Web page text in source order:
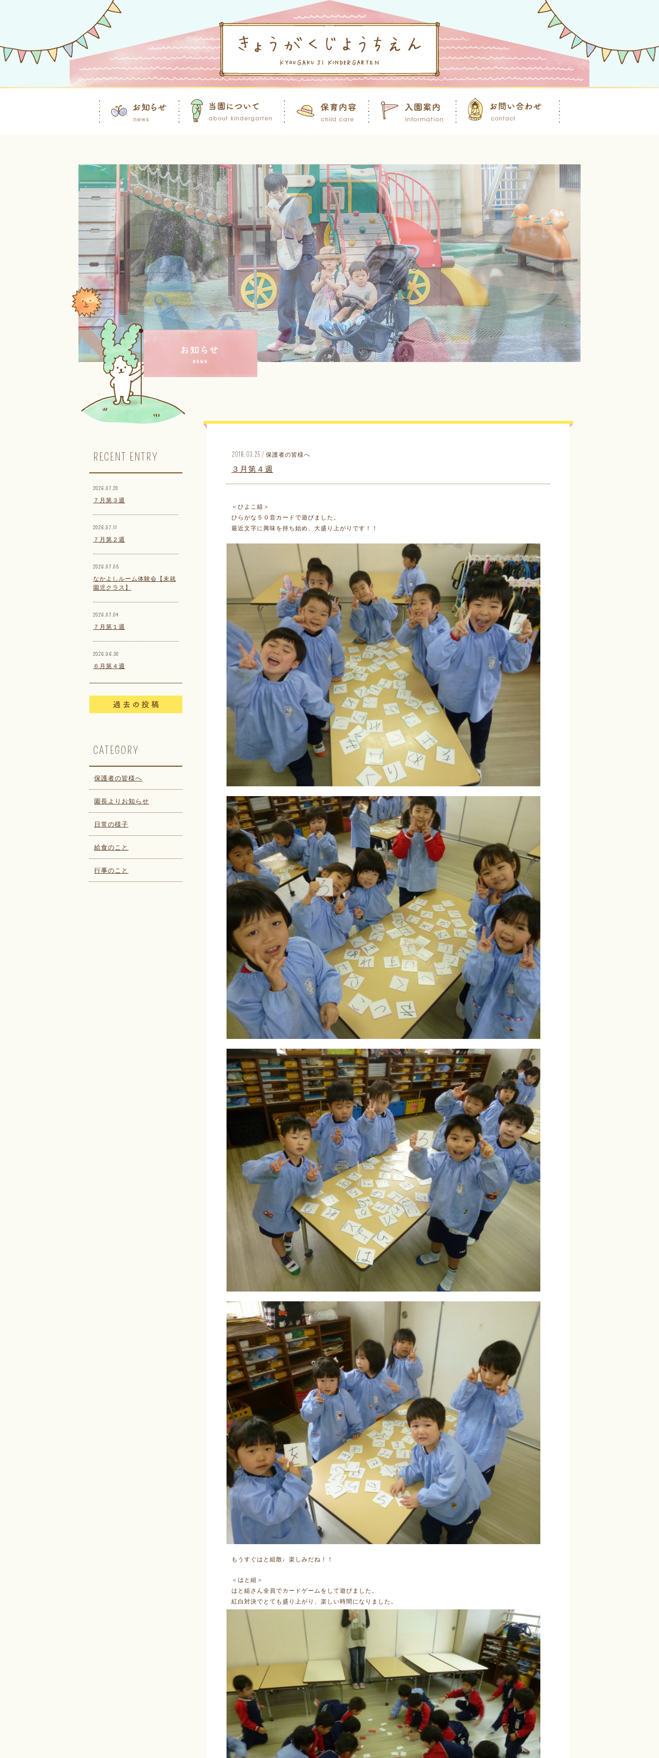
RECENT ENTRY
2026.07.20
７月第３週
2026.07.11
７月第２週
2026.07.05
なかよしルーム体験会【未就
園児クラス】
2026.07.04
７月第１週
2026.06.30
６月第４週
CATEGORY
保護者の皆様へ
園長よりお知らせ
日常の様子
給食のこと
行事のこと
2018.03.25 / 保護者の皆様へ
３月第４週
＜ひよこ組＞
ひらがな５０音カードで遊びました。
最近文字に興味を持ち始め、大盛り上がりです！！
もうすぐはと組散♩楽しみだね！！
＜はと組＞
はと組さん全員でカードゲームをして遊びました。
紅白対決でとても盛り上がり、楽しい時間になりました。